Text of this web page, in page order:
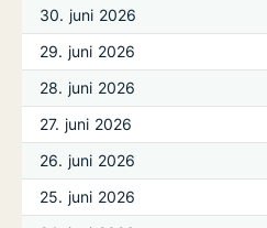
30. juni 2026
29. juni 2026
28. juni 2026
27. juni 2026
26. juni 2026
25. juni 2026